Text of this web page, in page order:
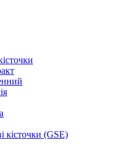
кісточки (GSE)